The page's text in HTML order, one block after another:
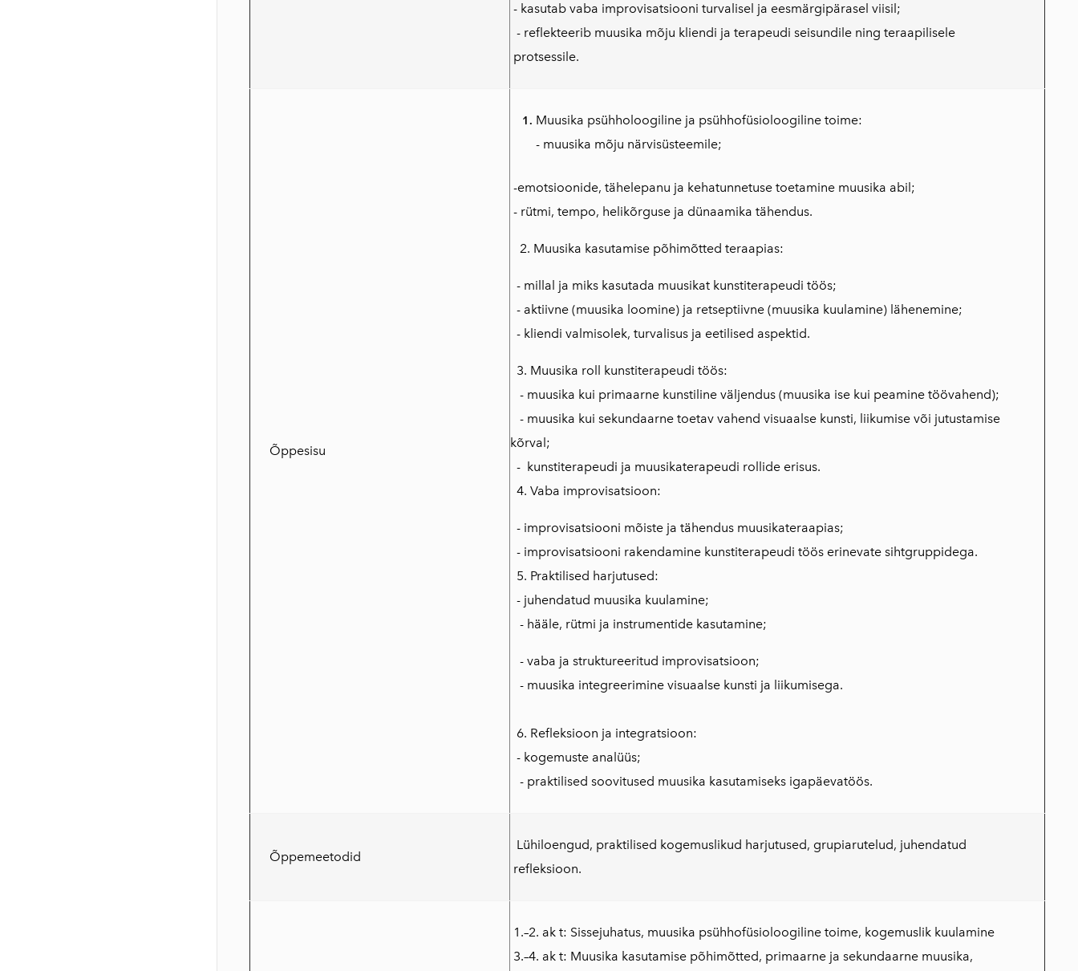
- kasutab vaba improvisatsiooni turvalisel ja eesmärgipärasel viisil;
- reflekteerib muusika mõju kliendi ja terapeudi seisundile ning teraapilisele
protsessile.
Õppesisu
Muusika psühholoogiline ja psühhofüsioloogiline toime:
- muusika mõju närvisüsteemile;
-emotsioonide, tähelepanu ja kehatunnetuse toetamine muusika abil;
- rütmi, tempo, helikõrguse ja dünaamika tähendus.
2. Muusika kasutamise põhimõtted teraapias:
- millal ja miks kasutada muusikat kunstiterapeudi töös;
- aktiivne (muusika loomine) ja retseptiivne (muusika kuulamine) lähenemine;
- kliendi valmisolek, turvalisus ja eetilised aspektid.
3. Muusika roll kunstiterapeudi töös:
- muusika kui primaarne kunstiline väljendus (muusika ise kui peamine töövahend);
- muusika kui sekundaarne toetav vahend visuaalse kunsti, liikumise või jutustamise
kõrval;
- kunstiterapeudi ja muusikaterapeudi rollide erisus.
4. Vaba improvisatsioon:
- improvisatsiooni mõiste ja tähendus muusikateraapias;
- improvisatsiooni rakendamine kunstiterapeudi töös erinevate sihtgruppidega.
5. Praktilised harjutused:
- juhendatud muusika kuulamine;
- hääle, rütmi ja instrumentide kasutamine;
- vaba ja struktureeritud improvisatsioon;
- muusika integreerimine visuaalse kunsti ja liikumisega.
6. Refleksioon ja integratsioon:
- kogemuste analüüs;
- praktilised soovitused muusika kasutamiseks igapäevatöös.
Õppemeetodid
Lühiloengud, praktilised kogemuslikud harjutused, grupiarutelud, juhendatud
refleksioon.
1.–2. ak t: Sissejuhatus, muusika psühhofüsioloogiline toime, kogemuslik kuulamine
3.–4. ak t: Muusika kasutamise põhimõtted, primaarne ja sekundaarne muusika,